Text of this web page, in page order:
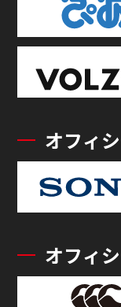
オフィ
オフィ